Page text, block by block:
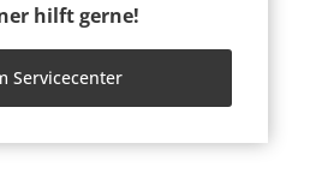
hilft gerne!
Servicecenter